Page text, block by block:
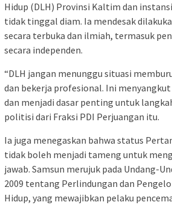
Hidup (DLH) Provinsi Kaltim dan
tidak tinggal diam. Ia mendesak
secara terbuka dan ilmiah, termasuk
secara independen.
“DLH jangan menunggu situasi
dan bekerja profesional. Ini
dan menjadi dasar penting untuk
politisi dari Fraksi PDI Perjuangan itu.
Ia juga menegaskan bahwa status
tidak boleh menjadi tameng untuk
jawab. Samsun merujuk pada Undang-
2009 tentang Perlindungan dan
Hidup, yang mewajibkan pelaku